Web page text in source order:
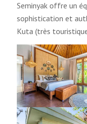
Seminyak offre un
sophistication et
Kuta (très